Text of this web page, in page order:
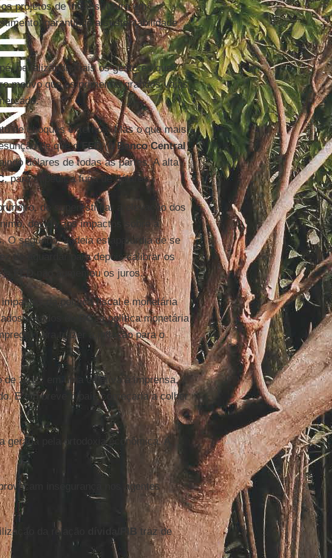
projetos de infraestrutura em
garantindo a sustentabilidade
penalizando mais os gestores que
motivo que as primeiras grandes vaias
de choques externos. Mas o que mais
de que o FED(oBanco Central
dólares de todas as partes. A alta
, para impedir a fuga de dólares.
de superestimar a elevação dos
devido aos impactos sobre a
O segundo, a ideia estapafúrdia de se
de aguardar para depois calibrar os
o
FED não aumentou os juros.
da política fiscal e monetária
estudos do
BC, a política monetária
para trazer a inflação para o
2015, em uma coletiva à imprensa,
E em breve o país começaria a colher
gerada pela ortodoxia econômica. A
insegurança nos agentes
da relação dívida/PIB traz de